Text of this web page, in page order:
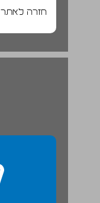
חזרה לאתר
חברת. ... 21